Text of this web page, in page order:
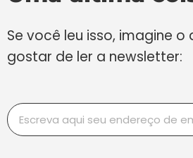
Se você leu isso, imagine
gostar de ler a newsletter: